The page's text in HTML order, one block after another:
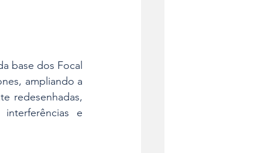
base dos Focal
ampliando a
redesenhadas,
e